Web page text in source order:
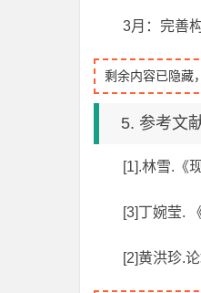
3月：完善
剩余内容已隐藏
5. 参考文
[1].林雪.《
[3]丁婉莹.
[2]黄洪珍.